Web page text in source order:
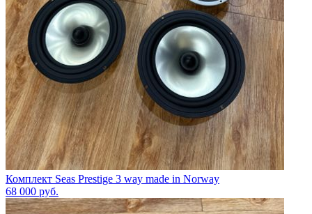
Комплект Seas Prestige 3 way made in Norway
68 000 руб.